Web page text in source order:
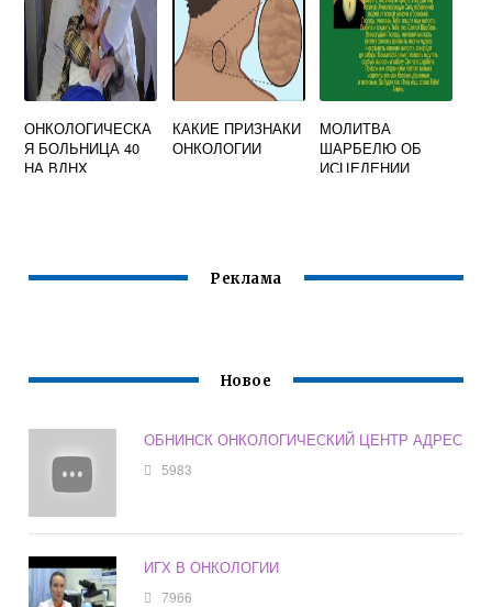
ОНКОЛОГИЧЕСКА
Я БОЛЬНИЦА 40
НА ВДНХ
КАКИЕ ПРИЗНАКИ
ОНКОЛОГИИ
МОЛИТВА
ШАРБЕЛЮ ОБ
ИСЦЕЛЕНИИ
Реклама
Новое
ОБНИНСК ОНКОЛОГИЧЕСКИЙ ЦЕНТР АДРЕС
5983
ИГХ В ОНКОЛОГИИ
7966